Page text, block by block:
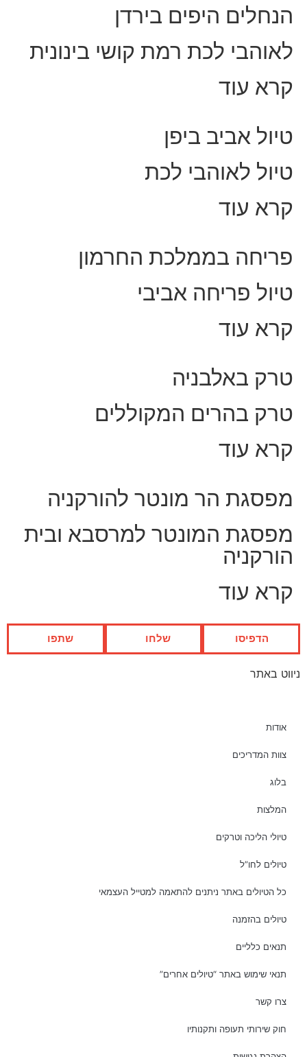
הנחלים היפים בירדן
לאוהבי לכת רמת קושי בינונית
קרא עוד
טיול אביב ביפן
טיול לאוהבי לכת
קרא עוד
פריחה בממלכת החרמון
טיול פריחה אביבי
קרא עוד
טרק באלבניה
טרק בהרים המקוללים
קרא עוד
מפסגת הר מונטר להורקניה
מפסגת המונטר למרסבא ובית
הורקניה
קרא עוד
הדפיסו שלחו שתפו
ניווט באתר
אודות
צוות המדריכים
בלוג
המלצות
טיולי הליכה וטרקים
טיולים לחו”ל
כל הטיולים באתר ניתנים להתאמה למטייל העצמאי
טיולים בהזמנה
תנאים כלליים
תנאי שימוש באתר “טיולים אחרים”
צרו קשר
חוק שירותי תעופה ותקנותיו